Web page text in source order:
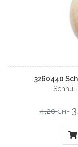
3260440
4,20CHF